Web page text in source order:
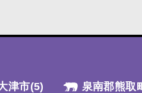
津市(5) 泉南郡熊取町